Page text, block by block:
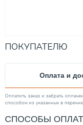
ПОКУПАТЕЛЮ
Оплата и
Оплатить заказ и забрать
способом из указанных в
СПОСОБЫ